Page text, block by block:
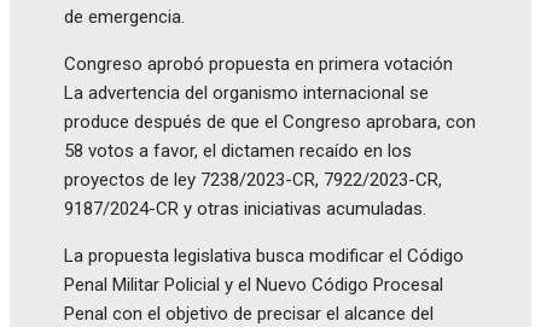
de emergencia.
Congreso aprobó propuesta en primera votación
La advertencia del organismo internacional se
produce después de que el Congreso aprobara, con
58 votos a favor, el dictamen recaído en los
proyectos de ley 7238/2023-CR, 7922/2023-CR,
9187/2024-CR y otras iniciativas acumuladas.
La propuesta legislativa busca modificar el Código
Penal Militar Policial y el Nuevo Código Procesal
Penal con el objetivo de precisar el alcance del